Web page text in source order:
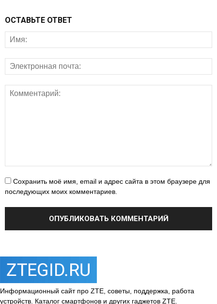
ОСТАВЬТЕ ОТВЕТ
Сохранить моё имя, email и адрес сайта в этом браузере для
последующих моих комментариев.
Информационный сайт про ZTE, советы, поддержка, работа
устройств. Каталог смартфонов и других гаджетов ZTE.